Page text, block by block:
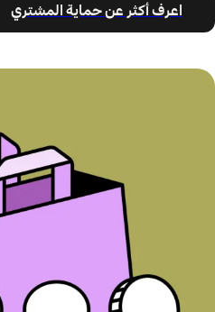
اعرف أكثر عن حماية المشتري